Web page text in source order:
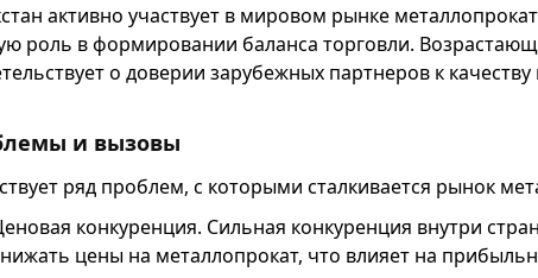
активно участвует в мировом рынке
роль в формировании баланса торговли.
о доверии зарубежных партнеров к качеству
и вызовы
ряд проблем, с которыми сталкивается рынок
конкуренция. Сильная конкуренция внутри
цены на металлопрокат, что влияет на